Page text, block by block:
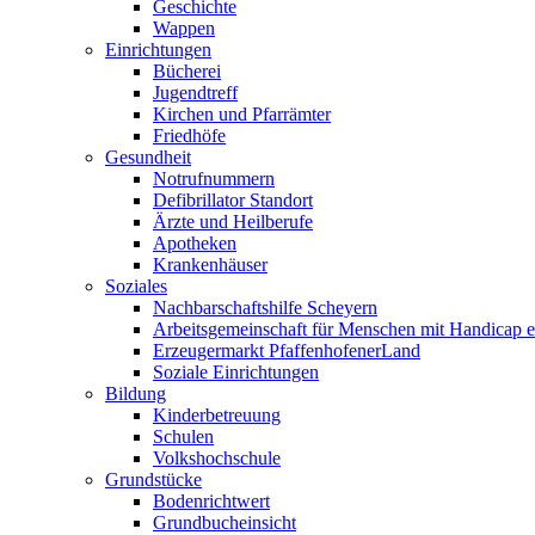
Geschichte
Wappen
Einrichtungen
Bücherei
Jugendtreff
Kirchen und Pfarrämter
Friedhöfe
Gesundheit
Notrufnummern
Defibrillator Standort
Ärzte und Heilberufe
Apotheken
Krankenhäuser
Soziales
Nachbarschaftshilfe Scheyern
Arbeitsgemeinschaft für Menschen mit Handicap
Erzeugermarkt PfaffenhofenerLand
Soziale Einrichtungen
Bildung
Kinderbetreuung
Schulen
Volkshochschule
Grundstücke
Bodenrichtwert
Grundbucheinsicht